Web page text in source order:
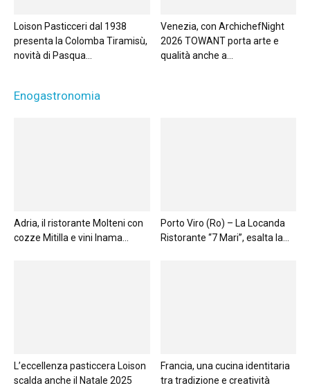
Loison Pasticceri dal 1938
presenta la Colomba Tiramisù,
novità di Pasqua...
Venezia, con ArchichefNight
2026 TOWANT porta arte e
qualità anche a...
Enogastronomia
Adria, il ristorante Molteni con
cozze Mitilla e vini Inama...
Porto Viro (Ro) – La Locanda
Ristorante “7 Mari”, esalta la...
L’eccellenza pasticcera Loison
scalda anche il Natale 2025
Francia, una cucina identitaria
tra tradizione e creatività